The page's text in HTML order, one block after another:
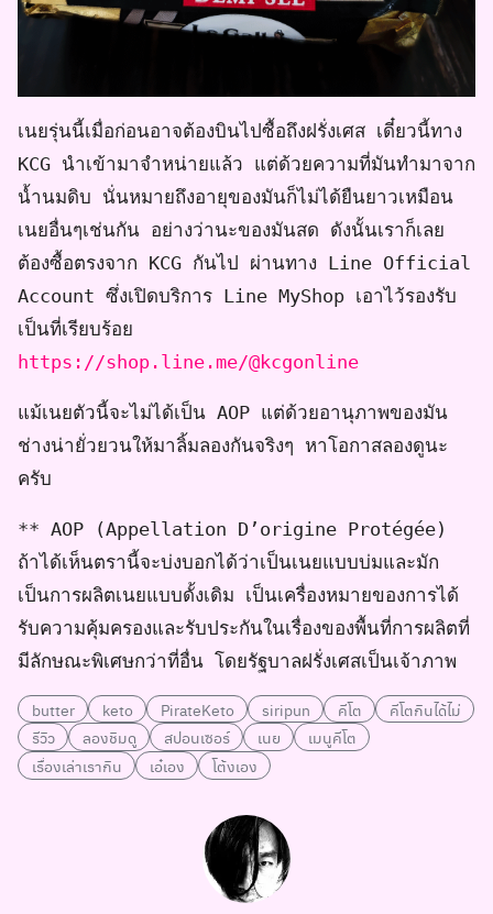
เนยรุ่นนี้เมื่อก่อนอาจต้องบินไปซื้อถึงฝรั่งเศส เดี๋ยวนี้ทาง
KCG นำเข้ามาจำหน่ายแล้ว แต่ด้วยความที่มันทำมาจาก
น้ำนมดิบ นั่นหมายถึงอายุของมันก็ไม่ได้ยืนยาวเหมือน
เนยอื่นๆเช่นกัน อย่างว่านะของมันสด ดังนั้นเราก็เลย
ต้องซื้อตรงจาก KCG กันไป ผ่านทาง Line Official
Account ซึ่งเปิดบริการ Line MyShop เอาไว้รองรับ
เป็นที่เรียบร้อย
https://shop.line.me/@kcgonline
แม้เนยตัวนี้จะไม่ได้เป็น AOP แต่ด้วยอานุภาพของมัน
ช่างน่ายั่วยวนให้มาลิ้มลองกันจริงๆ หาโอกาสลองดูนะ
ครับ
** AOP (Appellation D’origine Protégée)
ถ้าได้เห็นตรานี้จะบ่งบอกได้ว่าเป็นเนยแบบบ่มและมัก
เป็นการผลิตเนยแบบดั้งเดิม เป็นเครื่องหมายของการได้
รับความคุ้มครองและรับประกันในเรื่องของพื้นที่การผลิตที่
มีลักษณะพิเศษกว่าที่อื่น โดยรัฐบาลฝรั่งเศสเป็นเจ้าภาพ
butter keto PirateKeto siripun คีโต
คีโตกินได้ไม่
รีวิว
ลองชิมดู สปอนเซอร์ เนย
เมนูคีโต
เรื่องเล่าเรากิน
เอ๋เอง โต้งเอง